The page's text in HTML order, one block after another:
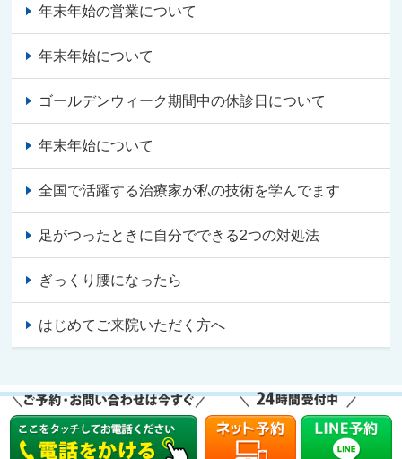
年末年始の営業について
年末年始について
ゴールデンウィーク期間中の休診日について
年末年始について
全国で活躍する治療家が私の技術を学んでます
足がつったときに自分でできる2つの対処法
ぎっくり腰になったら
はじめてご来院いただく方へ